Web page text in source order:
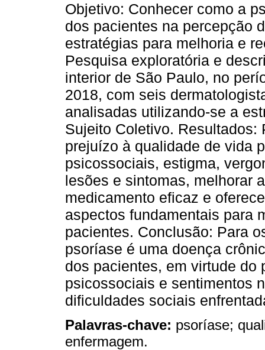
Objetivo: Conhecer como a
dos pacientes na percepção
estratégias para melhoria e
Pesquisa exploratória e
interior de São Paulo, no
2018, com seis
analisadas utilizando-se a
Sujeito Coletivo.
prejuízo à qualidade de vida
psicossociais, estigma,
lesões e sintomas, melhorar
medicamento eficaz e
aspectos fundamentais para
pacientes. Conclusão: Para
psoríase é uma doença
dos pacientes, em virtude do
psicossociais e sentimentos
dificuldades sociais
Palavras-chave: psoríase;
enfermagem.